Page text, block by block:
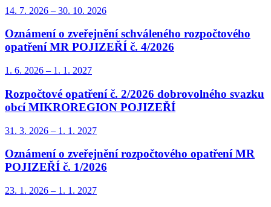
14. 7. 2026 – 30. 10. 2026
Oznámení o zveřejnění schváleného rozpočtového
opatření MR POJIZEŘÍ č. 4/2026
1. 6. 2026 – 1. 1. 2027
Rozpočtové opatření č. 2/2026 dobrovolného svazku
obcí MIKROREGION POJIZEŘÍ
31. 3. 2026 – 1. 1. 2027
Oznámení o zveřejnění rozpočtového opatření MR
POJIZEŘÍ č. 1/2026
23. 1. 2026 – 1. 1. 2027